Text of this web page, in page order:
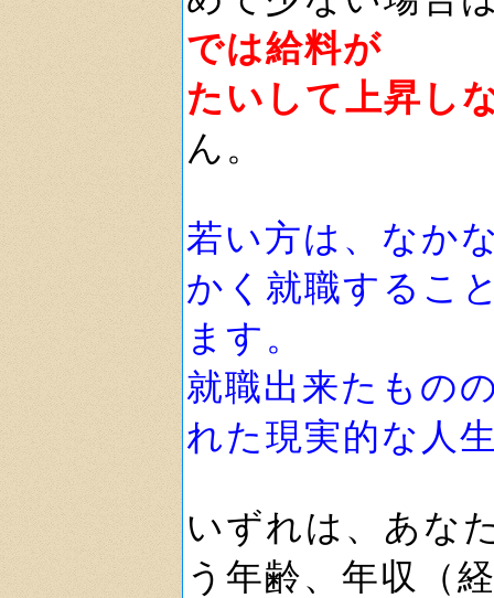
では給料が
たいして上昇し
ん。
若い方は、なか
かく就職するこ
ます。
就職出来たもの
れた現実的な人
いずれは、あな
う年齢、年収（